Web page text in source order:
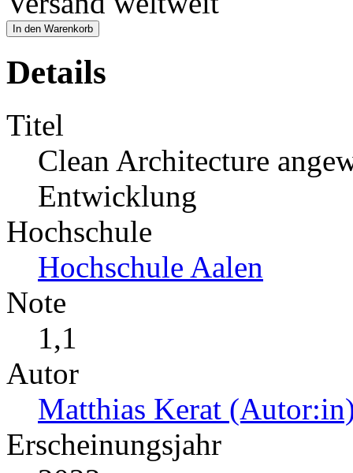
In den Warenkorb
Details
Titel
Clean Architecture
Entwicklung
Hochschule
Hochschule Aalen
Note
1,1
Autor
Matthias Kerat
Erscheinungsjahr